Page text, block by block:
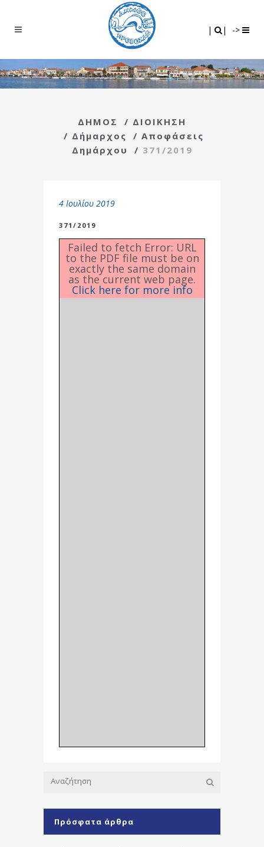
| | ->
ΔΗΜΟΣ / ΔΙΟΙΚΗΣΗ
/ Δήμαρχος / Αποφάσεις
Δημάρχου
/ 371/2019
4 Ιουλίου 2019
371/2019
Failed to fetch Error: URL
to the PDF file must be on
exactly the same domain
as the current web page.
Click here for more info
Πρόσφατα άρθρα